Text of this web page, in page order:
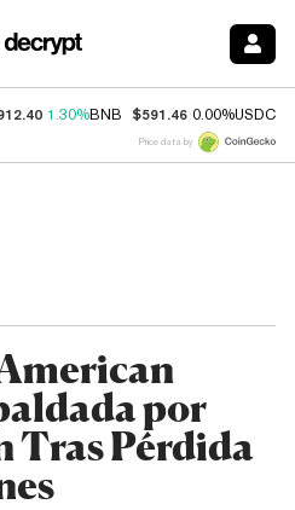
1.30%BNB $591.46 0.00%USDC
Price data by
por
Tras Pérdida